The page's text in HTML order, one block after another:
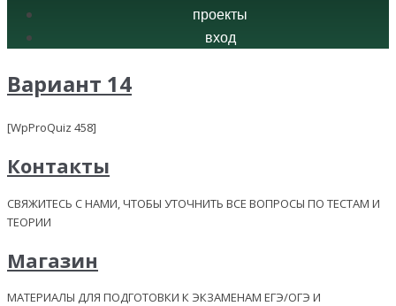
проекты
вход
Вариант 14
[WpProQuiz 458]
Контакты
СВЯЖИТЕСЬ С НАМИ, ЧТОБЫ УТОЧНИТЬ ВСЕ ВОПРОСЫ ПО ТЕСТАМ И
ТЕОРИИ
Магазин
МАТЕРИАЛЫ ДЛЯ ПОДГОТОВКИ К ЭКЗАМЕНАМ ЕГЭ/ОГЭ И